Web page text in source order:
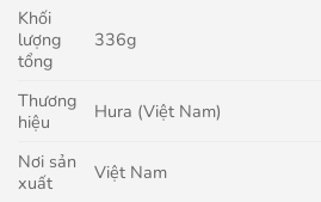
Khối
lượng
tổng
336g
Thương
hiệu
Hura (Việt Nam)
Nơi sản
xuất
Việt Nam